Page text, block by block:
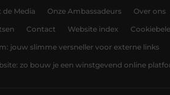
de Media Onze Ambassadeurs Over ons
Contact Website index
jouw slimme versneller voor externe links
zo bouw je een winstgevend online